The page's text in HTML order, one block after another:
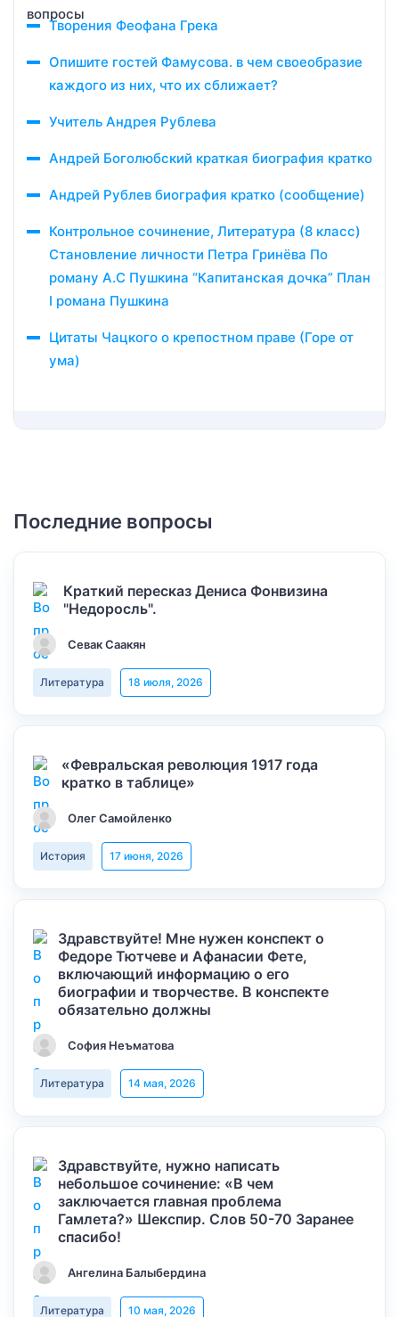
Творения Феофана Грека
Опишите гостей Фамусова. в чем своеобразие
каждого из них, что их сближает?
Учитель Андрея Рублева
Андрей Боголюбский краткая биография кратко
Андрей Рублев биография кратко (сообщение)
Контрольное сочинение, Литература (8 класс)
Становление личности Петра Гринёва По
роману А.С Пушкина “Капитанская дочка” План
I романа Пушкина
Цитаты Чацкого о крепостном праве (Горе от
ума)
Последние вопросы
Краткий пересказ Дениса Фонвизина
"Недоросль".
Севак Саакян
Литература 18 июля, 2026
«Февральская революция 1917 года
кратко в таблице»
Олег Самойленко
История 17 июня, 2026
Здравствуйте! Мне нужен конспект о
Федоре Тютчеве и Афанасии Фете,
включающий информацию о его
биографии и творчестве. В конспекте
обязательно должны
София Неъматова
Литература 14 мая, 2026
Здравствуйте, нужно написать
небольшое сочинение: «В чем
заключается главная проблема
Гамлета?» Шекспир. Слов 50-70 Заранее
спасибо!
Ангелина Балыбердина
Литература 10 мая, 2026